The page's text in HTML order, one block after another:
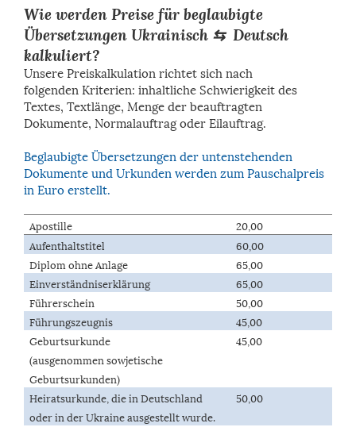
Wie werden Preise für beglaubigte
Übersetzungen Ukrainisch ⇆ Deutsch
kalkuliert?
Unsere Preiskalkulation richtet sich nach
folgenden Kriterien: inhaltliche Schwierigkeit des
Textes, Textlänge, Menge der beauftragten
Dokumente, Normalauftrag oder Eilauftrag.
Beglaubigte Übersetzungen der untenstehenden
Dokumente und Urkunden werden zum Pauschalpreis
in Euro erstellt.
Apostille
20,00
Aufenthaltstitel
60,00
Diplom ohne Anlage
65,00
Einverständniserklärung
65,00
Führerschein
50,00
Führungszeugnis
45,00
Geburtsurkunde
(ausgenommen sowjetische
Geburtsurkunden)
45,00
Heiratsurkunde, die in Deutschland
oder in der Ukraine ausgestellt wurde.
50,00